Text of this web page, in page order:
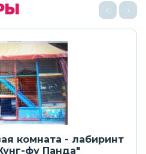
комната - лабиринт
фу Панда"